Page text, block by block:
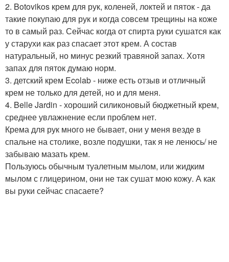
2. Botovikos крем для рук, коленей, локтей и пяток - да
такие покупаю для рук и когда совсем трещины на коже
то в самый раз. Сейчас когда от спирта руки сушатся как
у старухи как раз спасает этот крем. А состав
натуральный, но минус резкий травяной запах. Хотя
запах для пяток думаю норм.
3. детский крем Ecolab - ниже есть отзыв и отличный
крем не только для детей, но и для меня.
4. Belle Jardin - хороший силиконовый бюджетный крем,
среднее увлажнение если проблем нет.
Крема для рук много не бывает, они у меня везде в
спальне на столике, возле подушки, так я не ленюсь/ не
забываю мазать крем.
Пользуюсь обычным туалетным мылом, или жидким
мылом с глицерином, они не так сушат мою кожу. А как
вы руки сейчас спасаете?